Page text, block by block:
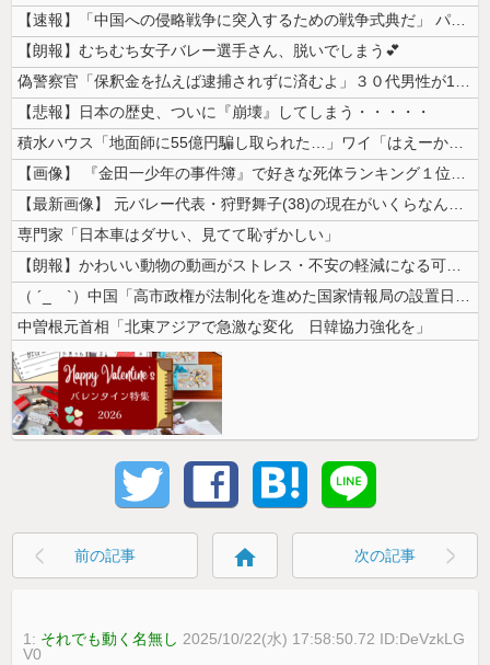
【速報】「中国への侵略戦争に突入するための戦争式典だ」 パヨクが広島の...
【朗報】むちむち女子バレー選手さん、脱いでしまう💕
偽警察官「保釈金を払えば逮捕されずに済むよ」３０代男性が1342万円だ...
【悲報】日本の歴史、ついに『崩壊』してしまう・・・・・
積水ハウス「地面師に55億円騙し取られた…」ワイ「はえーかわいそう…会...
【画像】 『金田一少年の事件簿』で好きな死体ランキング１位がこちら！
【最新画像】 元バレー代表・狩野舞子(38)の現在がいくらなんでも即ハ...
専門家「日本車はダサい、見てて恥ずかしい」
【朗報】かわいい動物の動画がストレス・不安の軽減になる可能性。英大学の...
（ ´_ゝ`）中国「高市政権が法制化を進めた国家情報局の設置日が7月3...
中曽根元首相「北東アジアで急激な変化 日韓協力強化を」
前の記事 home 次の記事
1: それでも動く名無し 2025/10/22(水) 17:58:50.72 ID:DeVzkLG
V0